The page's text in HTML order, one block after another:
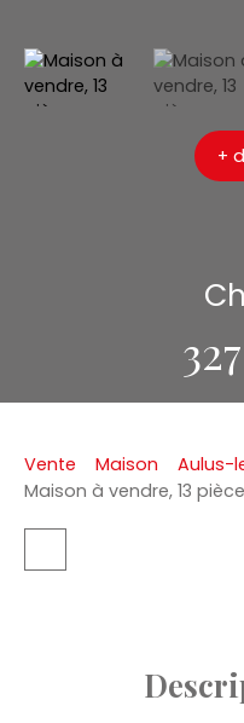
+
Vente Maison
Aulus-
Maison à vendre, 13